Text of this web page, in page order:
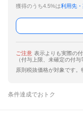
獲得のうち4.5%は利用先
ご注意 表示よりも実際の
（付与上限、未確定の付与
原則税抜価格が対象です。
条件達成でおトク